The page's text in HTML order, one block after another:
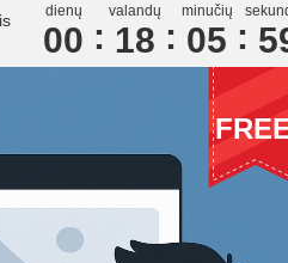
dienų
00
valandų
18
minučių
05 5